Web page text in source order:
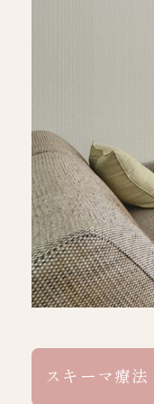
スキーマ療